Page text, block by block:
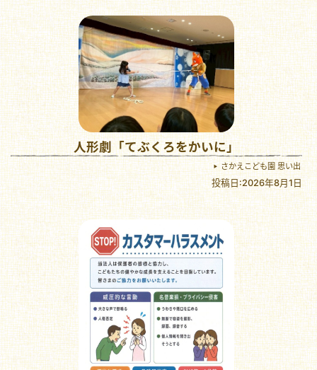
人形劇「てぶくろをかいに」
さかえこども園 思い出
投稿日:2026年8月1日